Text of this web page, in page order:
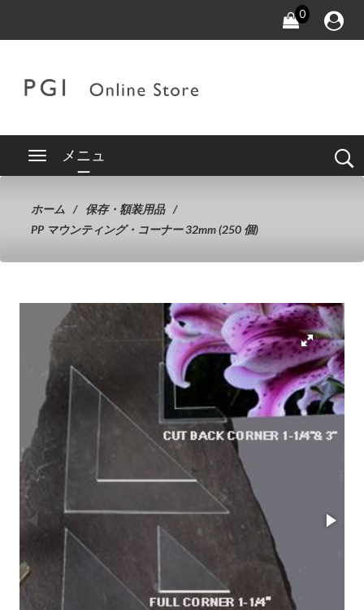
0
メニュ
ー
ホーム
保存・額装用品
PP マウンティング・コーナー 32mm (250 個)